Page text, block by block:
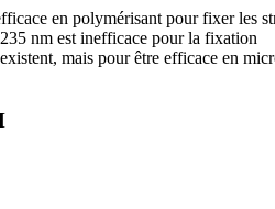
en polymérisant pour fixer les
nm est inefficace pour la fixation
mais pour être efficace en